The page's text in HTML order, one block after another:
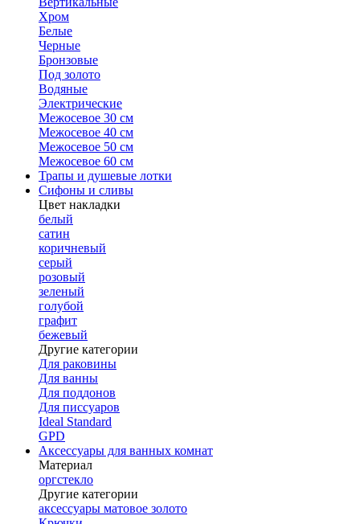
Хром
Белые
Черные
Бронзовые
Под золото
Водяные
Электрические
Межосевое 30 см
Межосевое 40 см
Межосевое 50 см
Межосевое 60 см
Трапы и душевые лотки
Сифоны и сливы
Цвет накладки
белый
сатин
коричневый
серый
розовый
зеленый
голубой
графит
бежевый
Другие категории
Для раковины
Для ванны
Для поддонов
Для писсуаров
Ideal Standard
GPD
Аксессуары для ванных комнат
Материал
оргстекло
Другие категории
аксессуары матовое золото